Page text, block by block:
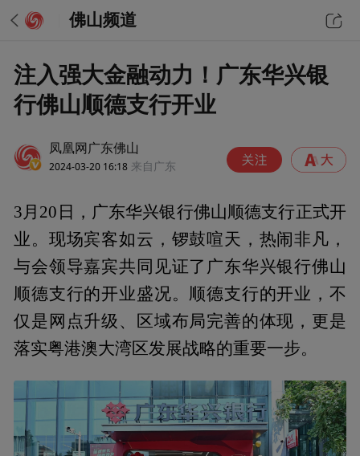
佛山频道
注入强大金融动力！广东华兴银
行佛山顺德支行开业
凤凰网广东佛山
2024-03-20 16:18 来自广东
3月20日，广东华兴银行佛山顺德支行正式开
业。现场宾客如云，锣鼓喧天，热闹非凡，
与会领导嘉宾共同见证了广东华兴银行佛山
顺德支行的开业盛况。顺德支行的开业，不
仅是网点升级、区域布局完善的体现，更是
落实粤港澳大湾区发展战略的重要一步。